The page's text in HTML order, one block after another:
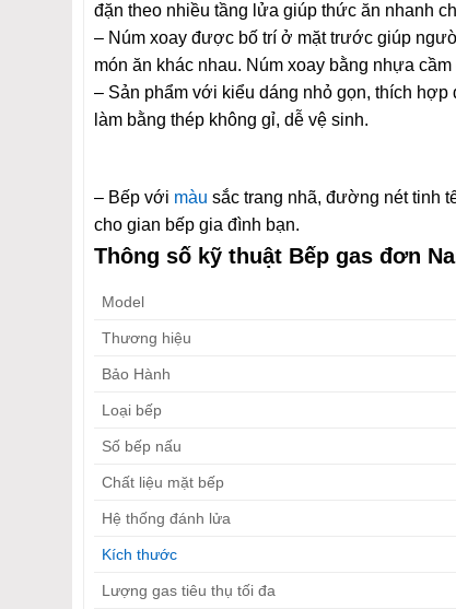
đặn theo nhiều tầng lửa giúp thức ăn nhanh
– Núm xoay được bố trí ở mặt trước giúp
món ăn khác nhau. Núm xoay bằng nhựa
– Sản phẩm với kiểu dáng nhỏ gọn, thích hợp
làm bằng thép không gỉ, dễ vệ sinh.
– Bếp với màu sắc trang nhã, đường nét tinh
cho gian bếp gia đình bạn.
Thông số kỹ thuật Bếp gas đơn
Model
Thương hiệu
Bảo Hành
Loại bếp
Số bếp nấu
Chất liệu mặt bếp
Hệ thống đánh lửa
Kích thước
Lượng gas tiêu thụ tối đa